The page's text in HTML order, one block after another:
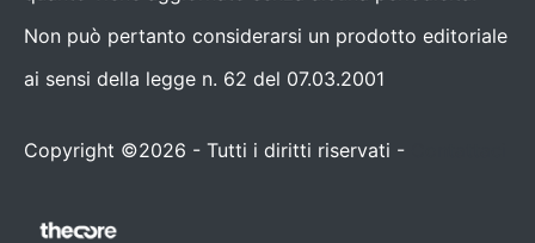
Non può pertanto considerarsi un prodotto editoriale
ai sensi della legge n. 62 del 07.03.2001
Copyright ©2026 - Tutti i diritti riservati -